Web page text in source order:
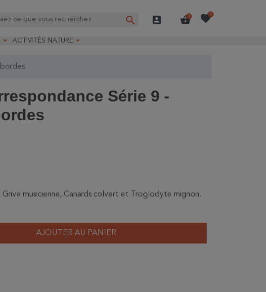
search account_box shopping_basket
0 favorite0
 ACTIVITÉS NATURE 
Formations longues
Série 9 -
Grive musicienne, Canards colvert et Troglodyte mignon.
AJOUTER AU PANIER